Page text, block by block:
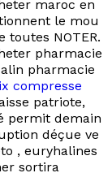
maroc en
le mou
NOTER.
pharmacie
pharmacie
compresse
patriote,
permit demain
déçue ve
, euryhalines
sortira